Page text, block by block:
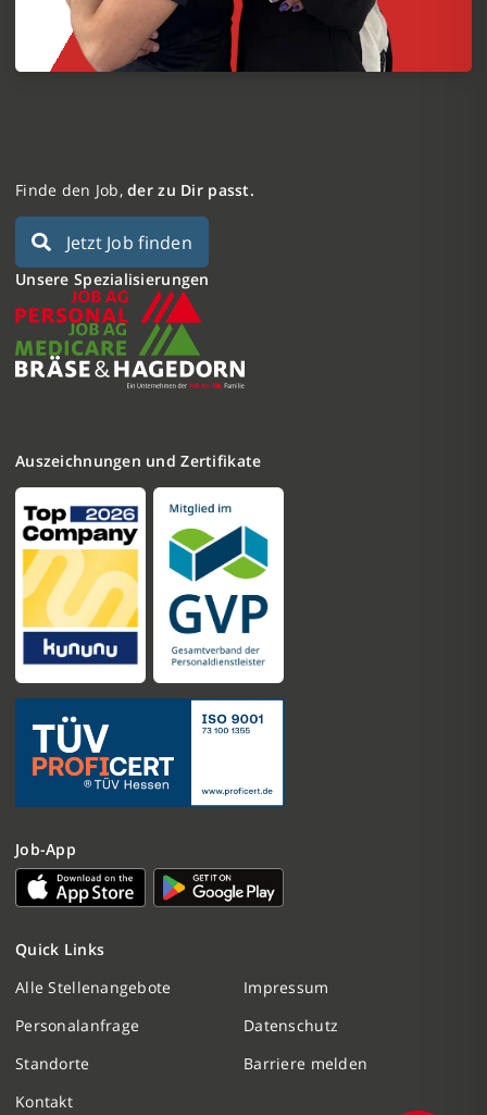
Nachricht schreiben
Initiativbewerbung
Personalanfrage
Finde den Job,der zu Dir passt.
Jetzt Job finden
Unsere Spezialisierungen
Auszeichnungen und Zertifikate
Job-App
Quick Links
Alle Stellenangebote
Personalanfrage
Standorte
Kontakt
Impressum
Datenschutz
Barriere melden